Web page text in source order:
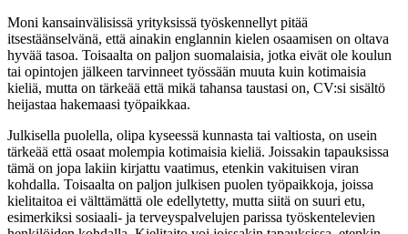
Moni kansainvälisissä yrityksissä työskennellyt pitää
itsestäänselvänä, että ainakin englannin kielen osaamisen on oltava
hyvää tasoa. Toisaalta on paljon suomalaisia, jotka eivät ole koulun
tai opintojen jälkeen tarvinneet työssään muuta kuin kotimaisia
kieliä, mutta on tärkeää että mikä tahansa taustasi on, CV:si sisältö
heijastaa hakemaasi työpaikkaa.
Julkisella puolella, olipa kyseessä kunnasta tai valtiosta, on usein
tärkeää että osaat molempia kotimaisia kieliä. Joissakin tapauksissa
tämä on jopa lakiin kirjattu vaatimus, etenkin vakituisen viran
kohdalla. Toisaalta on paljon julkisen puolen työpaikkoja, joissa
kielitaitoa ei välttämättä ole edellytetty, mutta siitä on suuri etu,
esimerkiksi sosiaali- ja terveyspalvelujen parissa työskentelevien